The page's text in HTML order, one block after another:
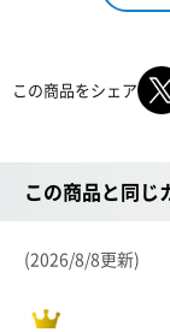
この商品をシェア
この商品と同じ
(2026/8/8更新)